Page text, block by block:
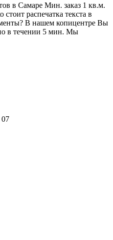
в Самаре Мин. заказ 1 кв.м.
распечатка текста в
В нашем копицентре Вы
в течении 5 мин. Мы